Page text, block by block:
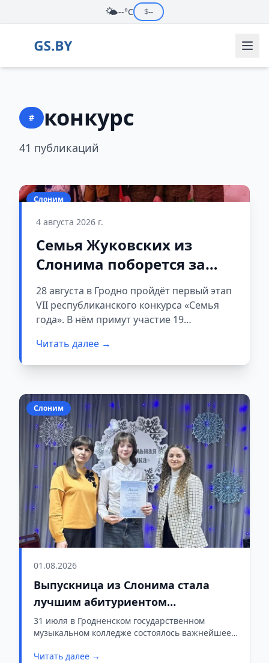
🌤️--°C $--
# конкурс
41 публикаций
Слоним
4 августа 2026 г.
Семья Жуковских из
Слонима поборется за
звание «Семья года»
28 августа в Гродно пройдёт первый этап
VII республиканского конкурса «Семья
года». В нём примут участие 19
отборочного тура. Слонимский район
представит семья Жуковских.
Читать далее →
Слоним
01.08.2026
Выпускница из Слонима стала
лучшим абитуриентом
Гродненского государственного
музыкального колледжа в 2026
году
31 июля в Гродненском государственном
музыкальном колледже состоялось важнейшее
комиссии, посвященное зачислению в число
Читать далее →